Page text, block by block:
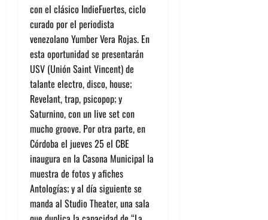
con el clásico IndieFuertes, ciclo
curado por el periodista
venezolano Yumber Vera Rojas. En
esta oportunidad se presentarán
USV (Unión Saint Vincent) de
talante electro, disco, house;
Revelant, trap, psicopop; y
Saturnino, con un live set con
mucho groove. Por otra parte, en
Córdoba el jueves 25 el CBE
inaugura en la Casona Municipal la
muestra de fotos y afiches
Antologías; y al día siguiente se
manda al Studio Theater, una sala